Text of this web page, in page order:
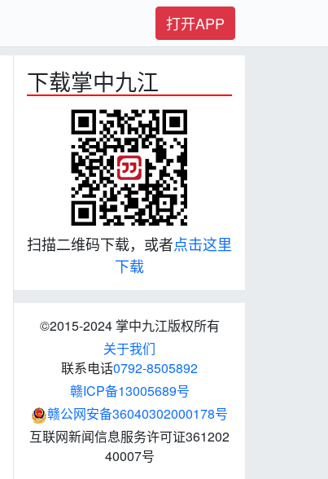
打开APP
下载掌中九江
扫描二维码下载，或者点击这里
下载
©2015-2024 掌中九江版权所有
关于我们
联系电话0792-8505892
赣ICP备13005689号
赣公网安备36040302000178号
互联网新闻信息服务许可证361202
40007号